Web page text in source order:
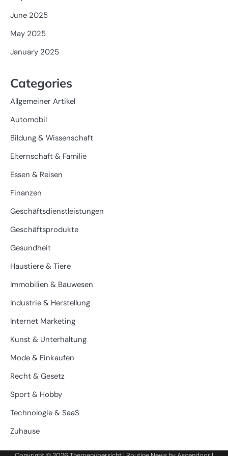
June 2025
May 2025
January 2025
Categories
Allgemeiner Artikel
Automobil
Bildung & Wissenschaft
Elternschaft & Familie
Essen & Reisen
Finanzen
Geschäftsdienstleistungen
Geschäftsprodukte
Gesundheit
Haustiere & Tiere
Immobilien & Bauwesen
Industrie & Herstellung
Internet Marketing
Kunst & Unterhaltung
Mode & Einkaufen
Recht & Gesetz
Sport & Hobby
Technologie & SaaS
Zuhause